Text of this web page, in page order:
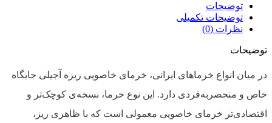
توضیحات
توضیحات تکمیلی
نظرات (0)
توضیحات
در میان انواع خرماهای ایرانی، خرمای خاصویی ریزه آجیلی جایگاه
خاص و منحصر‌به‌فردی دارد. این نوع خرما، نسخه‌ی کوچک‌تر و
اقتصادی‌تر خرمای خاصویی معمولی است که با ظاهری ریز،